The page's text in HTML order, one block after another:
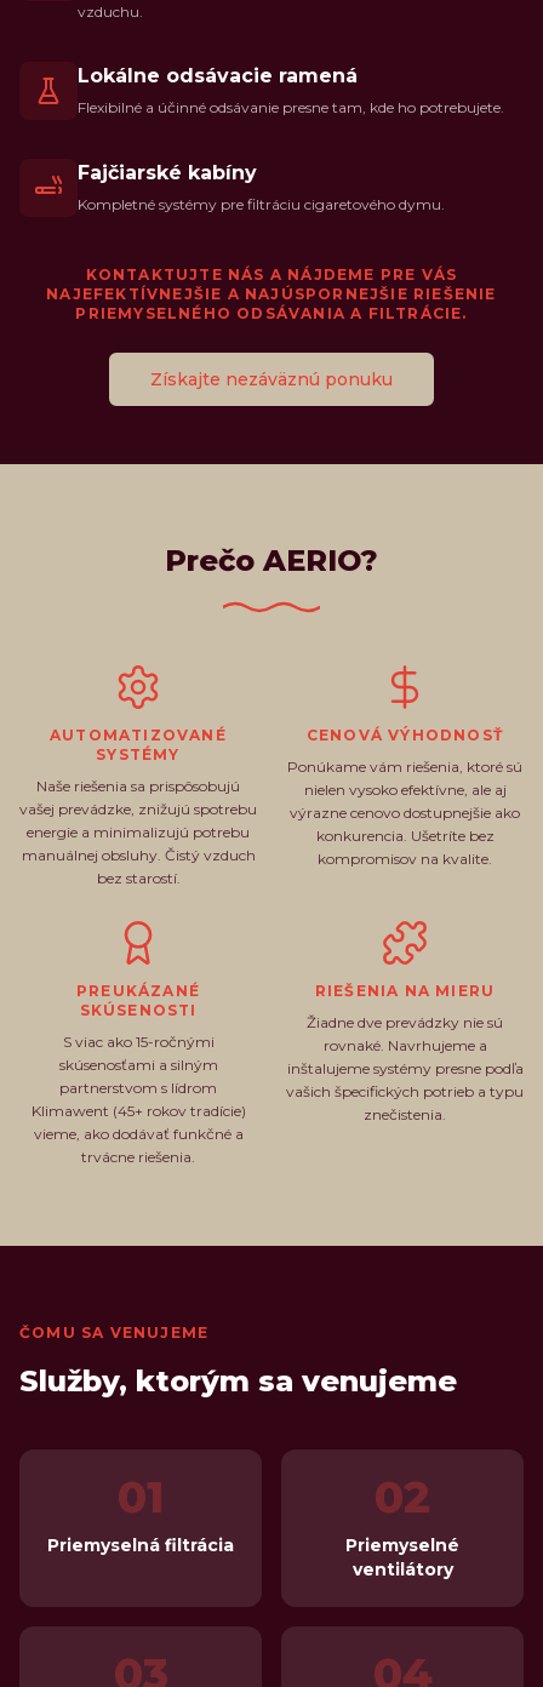
vzduchu.
Lokálne odsávacie ramená
Flexibilné a účinné odsávanie presne tam, kde ho potrebujete.
Fajčiarské kabíny
Kompletné systémy pre filtráciu cigaretového dymu.
KONTAKTUJTE NÁS A NÁJDEME PRE VÁS
NAJEFEKTÍVNEJŠIE A NAJÚSPORNEJŠIE RIEŠENIE
PRIEMYSELNÉHO ODSÁVANIA A FILTRÁCIE.
Získajte nezáväznú ponuku
Prečo AERIO?
AUTOMATIZOVANÉ
SYSTÉMY
Naše riešenia sa prispôsobujú
vašej prevádzke, znižujú spotrebu
energie a minimalizujú potrebu
manuálnej obsluhy. Čistý vzduch
bez starostí.
CENOVÁ VÝHODNOSŤ
Ponúkame vám riešenia, ktoré sú
nielen vysoko efektívne, ale aj
výrazne cenovo dostupnejšie ako
konkurencia. Ušetríte bez
kompromisov na kvalite.
PREUKÁZANÉ
SKÚSENOSTI
S viac ako 15-ročnými
skúsenosťami a silným
partnerstvom s lídrom
Klimawent (45+ rokov tradície)
vieme, ako dodávať funkčné a
trvácne riešenia.
RIEŠENIA NA MIERU
Žiadne dve prevádzky nie sú
rovnaké. Navrhujeme a
inštalujeme systémy presne podľa
vašich špecifických potrieb a typu
znečistenia.
ČOMU SA VENUJEME
Služby, ktorým sa venujeme
01
Priemyselná filtrácia
02
Priemyselné
ventilátory
03 04